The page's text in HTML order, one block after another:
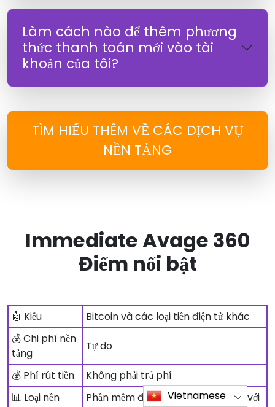
Làm cách nào để thêm phương
thức thanh toán mới vào tài
khoản của tôi?
TÌM HIỂU THÊM VỀ CÁC DỊCH VỤ
NỀN TẢNG
Immediate Avage 360
Điểm nổi bật
🤖 Kiểu
Bitcoin và các loại tiền điện tử khác
💰 Chi phí nền
tảng
Tự do
💰 Phí rút tiền
Không phải trả phí
📊 Loại nền
Phần mềm độc quyền, tương thích với
Vietnamese